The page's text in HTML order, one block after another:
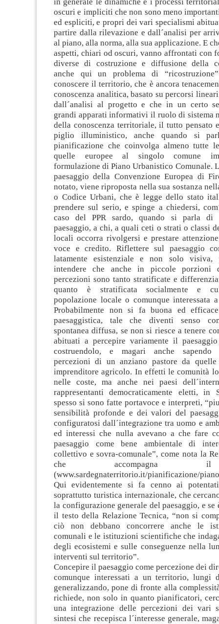
oscuri e impliciti che non sono meno
ed espliciti, e propri dei vari specialismi
partire dalla rilevazione e dall´analisi per
al piano, alla norma, alla sua applicazione. E
aspetti, chiari od oscuri, vanno affrontati con
diverse di costruzione e diffusione della
anche qui un problema di
conoscere il territorio, che è ancora
conoscenza analitica, basato su percorsi
dall´analisi al progetto e che in un certo
grandi apparati informativi il ruolo di sistema
della conoscenza territoriale, il tutto pensato
piglio illuministico, anche quando si
pianificazione che coinvolga almeno tutte
quelle europee al singolo comune
formulazione di Piano Urbanistico Comunale.
paesaggio della Convenzione Europea di
notato, viene riproposta nella sua sostanza
o Codice Urbani, che è legge dello stato
prendere sul serio, e spinge a chiedersi,
caso del PPR sardo, quando si parla di
paesaggio, a chi, a quali ceti o strati o classi
locali occorra rivolgersi e prestare
voce e credito. Riflettere sul paesaggio
latamente esistenziale e non solo visiva,
intendere che anche in piccole
percezioni sono tanto stratificate e
quanto è stratificata socialmente e
popolazione locale o comunque interessata
Probabilmente non si fa buona ed
paesaggistica, tale che diventi senso
spontanea diffusa, se non si riesce a tenere
abituati a percepire variamente il
costruendolo, e magari anche sapendo
percezioni di un anziano pastore da
imprenditore agricolo. In effetti le comunità
nelle coste, ma anche nei paesi
rappresentanti democraticamente eletti, in
spesso si sono fatte portavoce e interpreti,
sensibilità profonde e dei valori del
configuratosi dall´integrazione tra uomo e
ed interessi che nulla avevano a che fare
paesaggio come bene ambientale di
collettivo e sovra-comunale”, come nota la
che accompagna
(www.sardegnaterritorio.it/pianificazione/
Qui evidentemente si fa cenno ai potentati
soprattutto turistica internazionale, che
la configurazione generale del paesaggio, e se
il testo della Relazione Tecnica, “non si
ciò non debbano concorrere anche le
comunali e le istituzioni scientifiche che
degli ecosistemi e sulle conseguenze nella
interventi sul territorio”.
Concepire il paesaggio come percezione dei
comunque interessati a un territorio, lungi
generalizzando, pone di fronte alla
richiede, non solo in quanto pianificatori,
una integrazione delle percezioni dei vari
sintesi che recepisca l´interesse generale,